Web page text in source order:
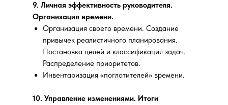
9. Личная эффективность руководителя.
Организация времени.
Организация своего времени. Создание
привычек реалистичного планирования.
Постановка целей и классификация задач.
Распределение приоритетов.
Инвентаризация «поглотителей» времени.
10. Управление изменениями. Итоги